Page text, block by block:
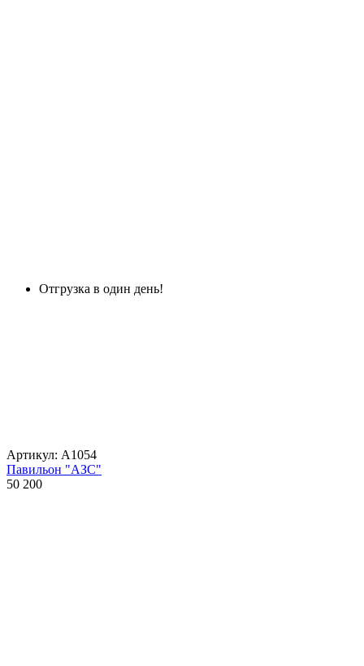
Отгрузка в один день!
Артикул: А1054
Павильон "АЗС"
50 200